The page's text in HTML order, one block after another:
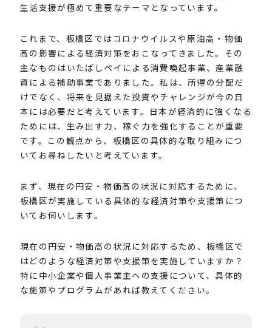
生活支援が極めて重要なテーマとなっています。
これまで、板橋区ではコロナウイルスや原油高・物価
高の影響による経済対策をおこなってきました。その
主なものはいたばしペイによる消費喚起事業、産業融
資による補助事業でありました。私は、所得の分配だ
けでなく、将来を見据えた投資やチャレンジが今の日
本には必要だと考えています。日本が経済的に強くなる
ためには、生み出す力、稼ぐ力を強化することが重要
です。この観点から、板橋区の具体的な取り組みにつ
いてお尋ねしたいと考えています。
まず、現在の円安・物価高の状況に対応するために、
板橋区が実施している具体的な経済対策や支援策につ
いてお伺いします。
現在の円安・物価高の状況に対応するため、板橋区で
はどのような経済対策や支援策を実施していますか？
特に中小企業や個人事業主への支援について、具体的
な施策やプログラムがあれば教えてください。